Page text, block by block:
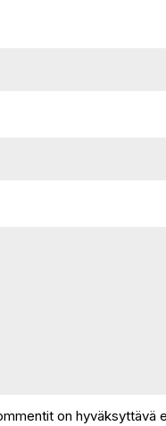
on hyväksyttävä